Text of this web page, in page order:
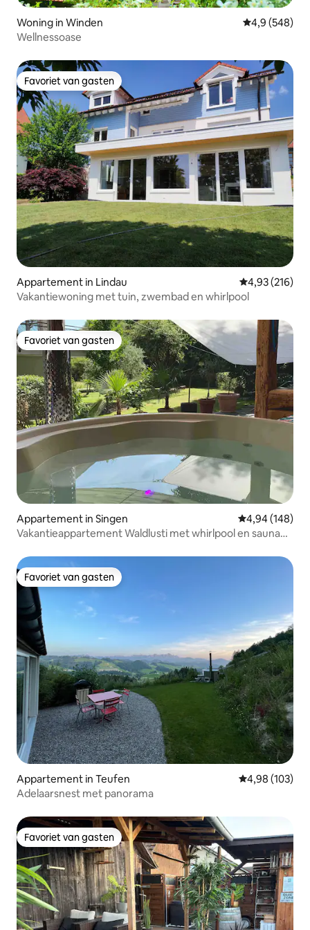
Woning in Winden Gemiddelde
4,9 (548)
Wellnessoase
Favoriet van gasten
Favoriet van gasten
Appartement in Lindau Gemiddelde
4,93 (216)
Vakantiewoning met tuin, zwembad en whirlpool
Favoriet van gasten
Favoriet van gasten
Appartement in Singen Gemiddelde
4,94 (148)
Vakantieappartement Waldlusti met whirlpool en sauna
Favoriet van gasten
Favoriet van gasten
Appartement in Teufen Gemiddelde
4,98 (103)
Adelaarsnest met panorama
Favoriet van gasten
Favoriet van gasten